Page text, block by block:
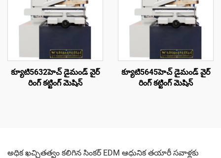
క్యూటి5632హెచ్ డైమండ్ వైర్
రింగ్ కట్టింగ్ మెషిన్
క్యూటి5645హెచ్ డైమండ్ వైర్
రింగ్ కట్టింగ్ మెషిన్
అధిక ఖచ్చితత్వం కలిగిన సింకర్ EDM ఆధునిక తయారీ సవాళ్లకు